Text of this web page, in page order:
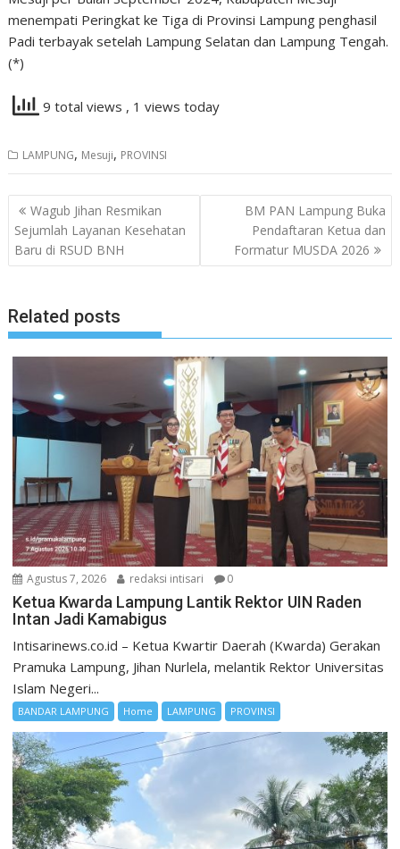
menempati Peringkat ke Tiga di Provinsi Lampung penghasil
Padi terbayak setelah Lampung Selatan dan Lampung Tengah.
(*)
9 total views , 1 views today
LAMPUNG, Mesuji, PROVINSI
Navigasi
pos
Wagub Jihan Resmikan
Sejumlah Layanan Kesehatan
Baru di RSUD BNH
BM PAN Lampung Buka
Pendaftaran Ketua dan
Formatur MUSDA 2026
Related posts
Agustus 7, 2026 redaksi intisari 0
Ketua Kwarda Lampung Lantik Rektor UIN Raden
Intan Jadi Kamabigus
Intisarinews.co.id – Ketua Kwartir Daerah (Kwarda) Gerakan
Pramuka Lampung, Jihan Nurlela, melantik Rektor Universitas
Islam Negeri...
BANDAR LAMPUNG Home LAMPUNG PROVINSI